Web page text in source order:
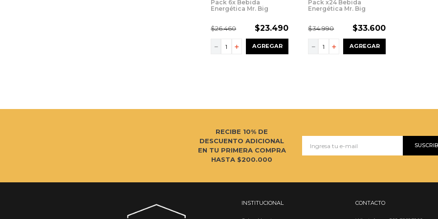
Pack 6x Bebida
Energética Mr. Big
$26.460 $23.490
＋
－ AGREGAR
Pack x24 Bebida
Energética Mr. Big
$34.990 $33.600
＋
－ AGREGAR
RECIBE 10% DE
DESCUENTO ADICIONAL
EN TU PRIMERA COMPRA
HASTA $200.000
INSTITUCIONAL CONTACTO